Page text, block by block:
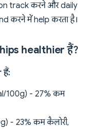
track करने और daily
करने में help करता है।
healthier हैं?
100g) - 27% कम
- 23% कम कैलोरी,